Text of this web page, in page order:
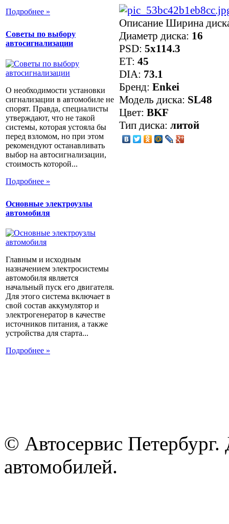
Подробнее »
Советы по выбору
автосигнализации
О необходимости установки
сигнализации в автомобиле не
спорят. Правда, специалисты
утверждают, что не такой
системы, которая устояла бы
перед взломом, но при этом
рекомендуют останавливать
выбор на автосигнализации,
стоимость которой...
Подробнее »
Основные электроузлы
автомобиля
Главным и исходным
назначением электросистемы
автомобиля является
начальный пуск его двигателя.
Для этого система включает в
свой состав аккумулятор и
электрогенератор в качестве
источников питания, а также
устройства для старта...
Подробнее »
Описание Ширина
Диаметр диска: 16
PSD: 5x114.3
ET: 45
DIA: 73.1
Бренд: Enkei
Модель диска: SL48
Цвет: BKF
Тип диска: литой
© Автосервис
автомобилей.